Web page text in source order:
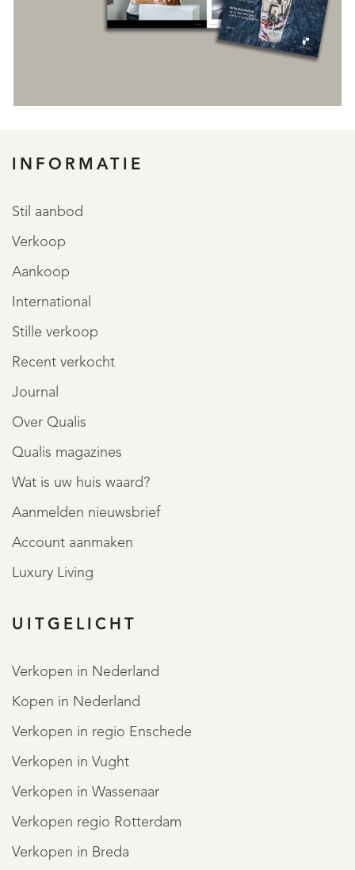
INFORMATIE
Stil aanbod
Verkoop
Aankoop
International
Stille verkoop
Recent verkocht
Journal
Over Qualis
Qualis magazines
Wat is uw huis waard?
Aanmelden nieuwsbrief
Account aanmaken
Luxury Living
UITGELICHT
Verkopen in Nederland
Kopen in Nederland
Verkopen in regio Enschede
Verkopen in Vught
Verkopen in Wassenaar
Verkopen regio Rotterdam
Verkopen in Breda